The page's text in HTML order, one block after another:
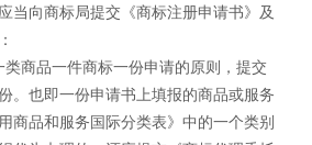
向商标局提交《商标注册申请书》及
商品一件商标一份申请的原则，提交
。也即一份申请书上填报的商品或服务
商品和服务国际分类表》中的一个类别